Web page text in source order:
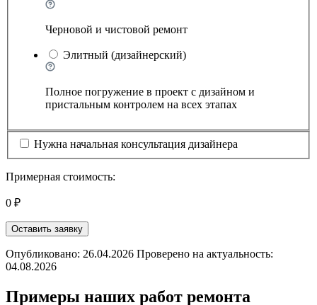
Черновой и чистовой ремонт
Элитный (дизайнерский)
Полное погружение в проект с дизайном и
пристальным контролем на всех этапах
Нужна начальная консультация дизайнера
Примерная стоимость:
0 ₽
Оставить заявку
Опубликовано: 26.04.2026 Проверено на актуальность:
04.08.2026
Примеры наших работ ремонта